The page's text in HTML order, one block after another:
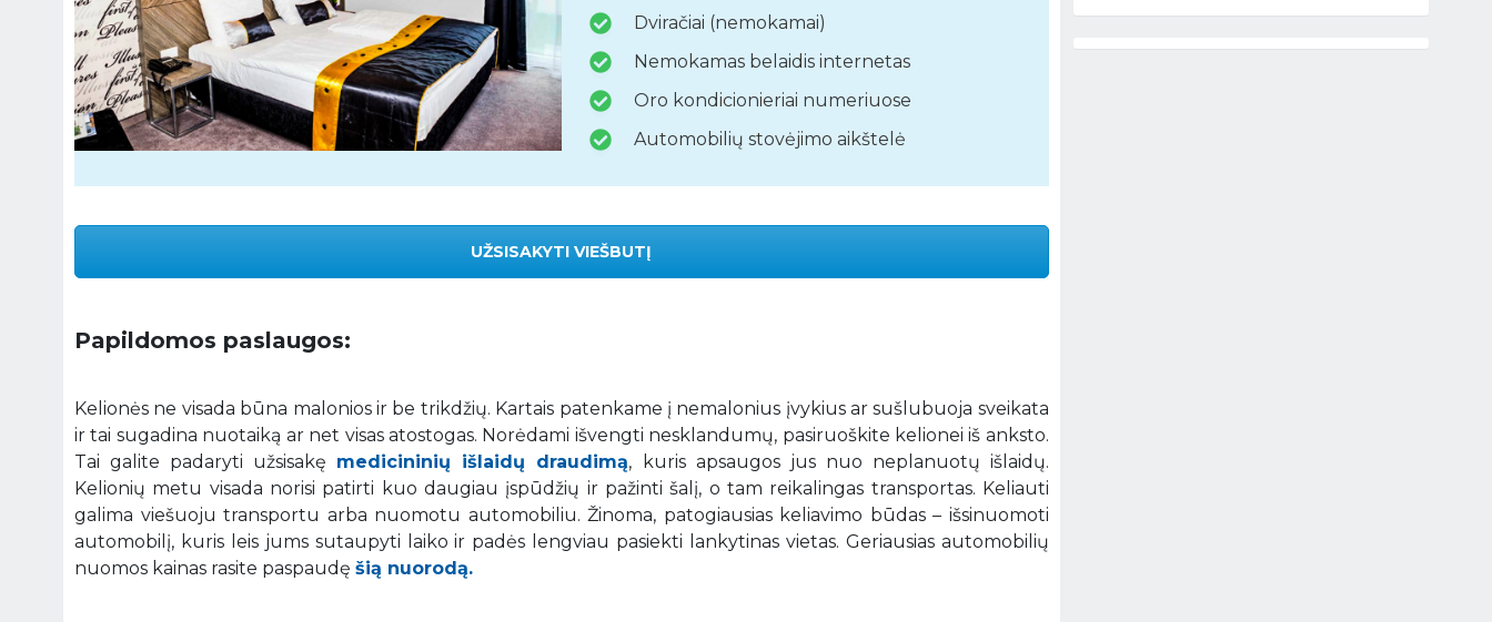
Dviračiai (nemokamai)
Nemokamas belaidis internetas
Oro kondicionieriai numeriuose
Automobilių stovėjimo aikštelė
UŽSISAKYTI VIEŠBUTĮ
Papildomos paslaugos:
Kelionės ne visada būna malonios ir be trikdžių. Kartais patenkame į nemalonius įvykius ar sušlubuoja sveikata
ir tai sugadina nuotaiką ar net visas atostogas. Norėdami išvengti nesklandumų, pasiruoškite kelionei iš anksto.
Tai galite padaryti užsisakę medicininių išlaidų draudimą, kuris apsaugos jus nuo neplanuotų išlaidų.
Kelionių metu visada norisi patirti kuo daugiau įspūdžių ir pažinti šalį, o tam reikalingas transportas. Keliauti
galima viešuoju transportu arba nuomotu automobiliu. Žinoma, patogiausias keliavimo būdas – išsinuomoti
automobilį, kuris leis jums sutaupyti laiko ir padės lengviau pasiekti lankytinas vietas. Geriausias automobilių
nuomos kainas rasite paspaudę šią nuorodą.